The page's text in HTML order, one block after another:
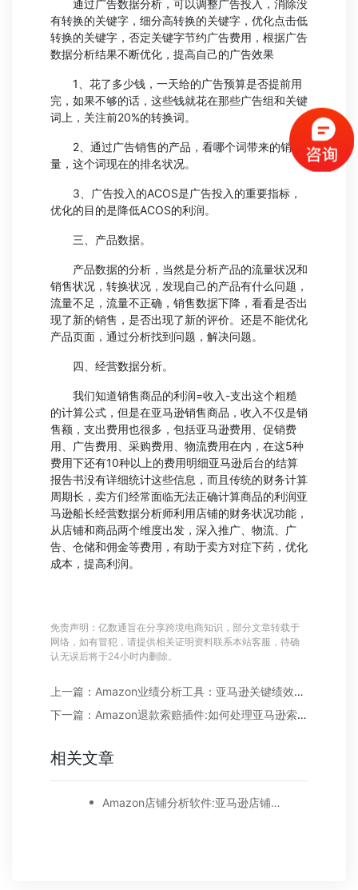
通过广告数据分析，可以调整广告投入，消除没
有转换的关键字，细分高转换的关键字，优化点击低
转换的关键字，否定关键字节约广告费用，根据广告
数据分析结果不断优化，提高自己的广告效果
1、花了多少钱，一天给的广告预算是否提前用
完，如果不够的话，这些钱就花在那些广告组和关键
词上，关注前20%的转换词。
2、通过广告销售的产品，看哪个词带来的销售
量，这个词现在的排名状况。
3、广告投入的ACOS是广告投入的重要指标，
优化的目的是降低ACOS的利润。
三、产品数据。
产品数据的分析，当然是分析产品的流量状况和
销售状况，转换状况，发现自己的产品有什么问题，
流量不足，流量不正确，销售数据下降，看看是否出
现了新的销售，是否出现了新的评价。还是不能优化
产品页面，通过分析找到问题，解决问题。
四、经营数据分析。
我们知道销售商品的利润=收入-支出这个粗糙
的计算公式，但是在亚马逊销售商品，收入不仅是销
售额，支出费用也很多，包括亚马逊费用、促销费
用、广告费用、采购费用、物流费用在内，在这5种
费用下还有10种以上的费用明细亚马逊后台的结算
报告书没有详细统计这些信息，而且传统的财务计算
周期长，卖方们经常面临无法正确计算商品的利润亚
马逊船长经营数据分析师利用店铺的财务状况功能，
从店铺和商品两个维度出发，深入推广、物流、广
告、仓储和佣金等费用，有助于卖方对症下药，优化
成本，提高利润。
免责声明：亿数通旨在分享跨境电商知识，部分文章转载于
网络，如有冒犯，请提供相关证明资料联系本站客服，待确
认无误后将于24小时内删除。
上一篇：Amazon业绩分析工具：亚马逊关键绩效五大指标详细分析
下一篇：Amazon退款索赔插件:如何处理亚马逊索赔退款?
相关文章
Amazon店铺分析软件:亚马逊店铺分析如何，哪些细节不容忽视?